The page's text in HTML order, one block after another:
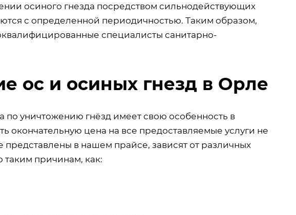
осиного гнезда посредством сильнодействующих
с определенной периодичностью. Таким образом,
специалисты санитарно-
ос и осиных гнезд в Орле
по уничтожению гнёзд имеет свою особенность в
окончательную цена на все предоставляемые услуги не
в нашем прайсе, зависят от различных
таким причинам, как: